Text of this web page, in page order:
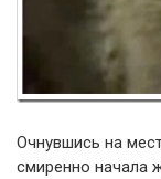
Очнувшись на
смиренно начала